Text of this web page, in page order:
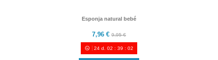
Esponja natural bebé
7,96 € 9,95 €
24 d. 02 :39 :00